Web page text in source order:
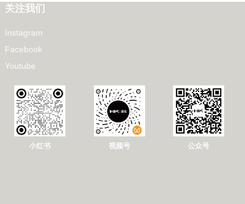
关注我们
Instagram
Facebook
Youtube
小红书 视频号 公众号